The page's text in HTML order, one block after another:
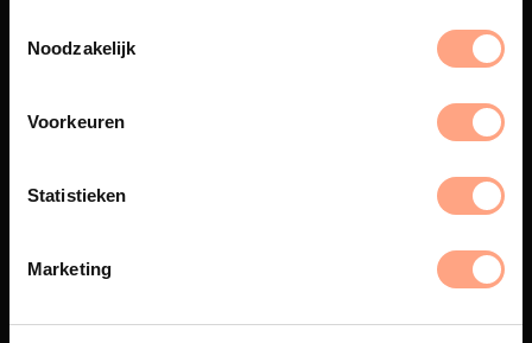
Noodzakelijk
Voorkeuren
Statistieken
Marketing
De meubelen worden in onze
componenten lak.